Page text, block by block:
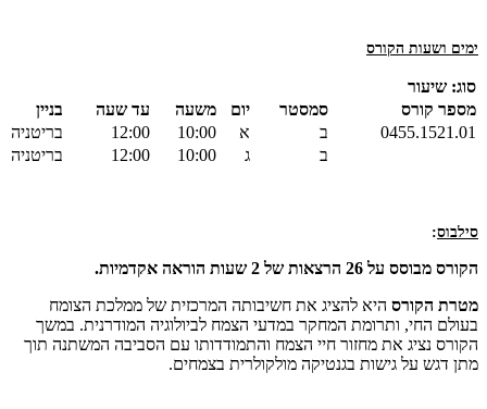
ימים ושעות הקורס
סוג: שיעור
מספר קורס
סמסטר יום משעה עד שעה
בניין
0455.1521.01
ב א 10:00
12:00
בריטניה
ב
ג 10:00
12:00 בריטניה
סילבוס:
הקורס מבוסס על 26 הרצאות של 2 שעות הוראה אקדמיות.
מטרת הקורס היא להציג את חשיבותה המרכזית של ממלכת הצומח
בעולם החי, ותרומת המחקר במדעי הצמח לביולוגיה המודרנית. במשך
הקורס נציג את מחזור חיי הצמח והתמודדותו עם הסביבה המשתנה תוך
מתן דגש על גישות בגנטיקה מולקולרית בצמחים.